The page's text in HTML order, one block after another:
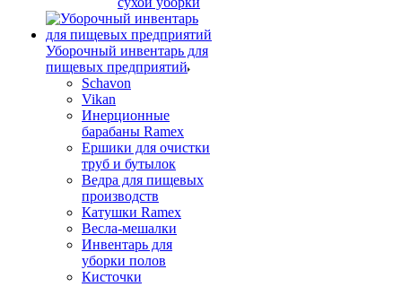
Уборочный инвентарь для
пищевых предприятий
Schavon
Vikan
Инерционные
барабаны Ramex
Ершики для очистки
труб и бутылок
Ведра для пищевых
производств
Катушки Ramex
Весла-мешалки
Инвентарь для
уборки полов
Кисточки